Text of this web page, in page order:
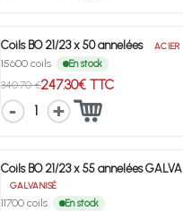
Coils BO 21/23 x 50 annelées ACIER
15600 coils En stock
340.70 €247.30€ TTC
1
Coils BO 21/23 x 55 annelées GALVA
GALVANISÉ
11700 coils En stock